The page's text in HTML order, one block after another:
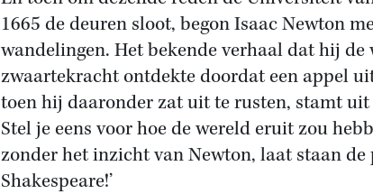
1665 de deuren sloot, begon Isaac Newton
wandelingen. Het bekende verhaal dat hij de
zwaartekracht ontdekte doordat een appel
toen hij daaronder zat uit te rusten, stamt
Stel je eens voor hoe de wereld eruit zou
zonder het inzicht van Newton, laat staan de
Shakespeare!’